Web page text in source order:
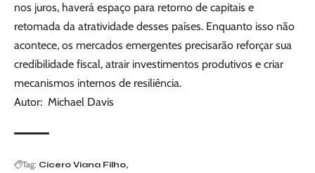
nos juros, haverá espaço para retorno de capitais e
retomada da atratividade desses países. Enquanto isso não
acontece, os mercados emergentes precisarão reforçar sua
credibilidade fiscal, atrair investimentos produtivos e criar
mecanismos internos de resiliência.
Autor: Michael Davis
Tag: Cicero Viana Filho